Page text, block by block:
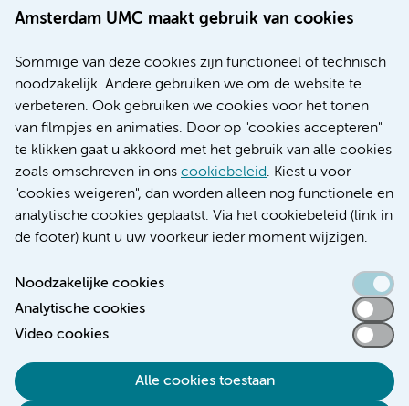
Amsterdam UMC maakt gebruik van cookies
Sommige van deze cookies zijn functioneel of technisch
noodzakelijk. Andere gebruiken we om de website te
verbeteren. Ook gebruiken we cookies voor het tonen
van filmpjes en animaties. Door op "cookies accepteren"
te klikken gaat u akkoord met het gebruik van alle cookies
zoals omschreven in ons cookiebeleid. Kiest u voor
"cookies weigeren", dan worden alleen nog functionele en
analytische cookies geplaatst. Via het cookiebeleid (link in
de footer) kunt u uw voorkeur ieder moment wijzigen.
Noodzakelijke cookies
Analytische cookies
Video cookies
Alle cookies toestaan
Werken bij Amsterdam UMC
Nieuws
Research
Educatie locatie AMC
Educatie locatie VUmc
Verwijzen & diagnostiek
Toegankelijkheidsverklaring
Responsible disclosure